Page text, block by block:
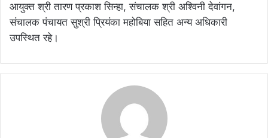
आयुक्त श्री तारण प्रकाश सिन्हा, संचालक श्री अश्विनी देवांगन,
संचालक पंचायत सुश्री प्रियंका महोबिया सहित अन्य अधिकारी
उपस्थित रहे।